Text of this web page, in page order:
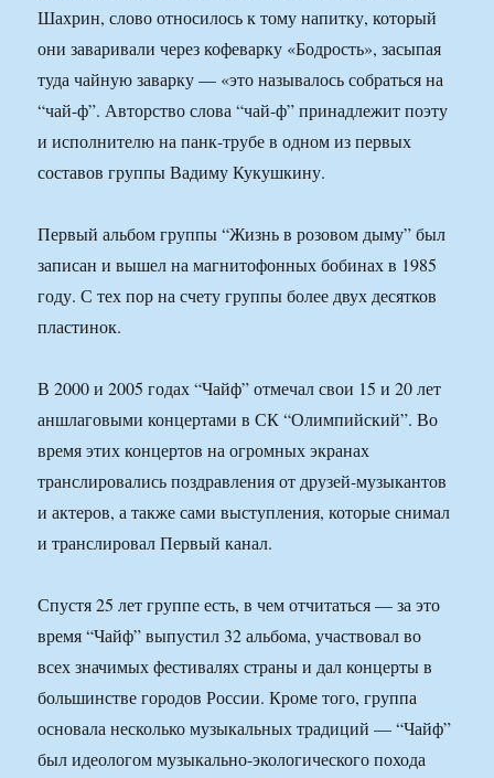
Шахрин, слово относилось к тому напитку, который
они заваривали через кофеварку «Бодрость», засыпая
туда чайную заварку — «это называлось собраться на
“чай-ф”. Авторство слова “чай-ф” принадлежит поэту
и исполнителю на панк-трубе в одном из первых
составов группы Вадиму Кукушкину.
Первый альбом группы “Жизнь в розовом дыму” был
записан и вышел на магнитофонных бобинах в 1985
году. С тех пор на счету группы более двух десятков
пластинок.
В 2000 и 2005 годах “Чайф” отмечал свои 15 и 20 лет
аншлаговыми концертами в СК “Олимпийский”. Во
время этих концертов на огромных экранах
транслировались поздравления от друзей-музыкантов
и актеров, а также сами выступления, которые снимал
и транслировал Первый канал.
Спустя 25 лет группе есть, в чем отчитаться — за это
время “Чайф” выпустил 32 альбома, участвовал во
всех значимых фестивалях страны и дал концерты в
большинстве городов России. Кроме того, группа
основала несколько музыкальных традиций — “Чайф”
был идеологом музыкально-экологического похода